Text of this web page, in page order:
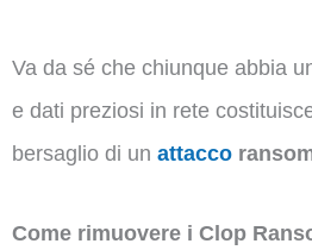
Va da sé che chiunque abbia
e dati preziosi in rete
bersaglio di un attacco
Come rimuovere i Clop